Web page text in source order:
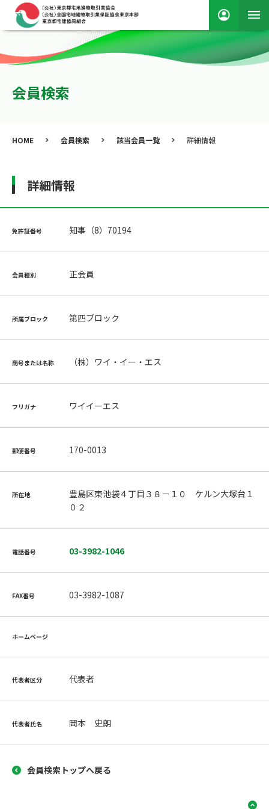
会員検索
HOME 会員検索 該当会員一覧 詳細情報
詳細情報
免許証番号 知事（8）70194
会員種別 正会員
所属ブロック 第四ブロック
商号または名称 （株）ワイ・イー・エス
フリガナ ワイイーエス
郵便番号 170-0013
所在地
豊島区東池袋４丁目３８－１０ ケルン大塚台１
０２
電話番号 03-3982-1046
FAX番号 03-3982-1087
ホームページ
代表者区分 代表者
代表者氏名 岡本 史朗
会員検索トップへ戻る